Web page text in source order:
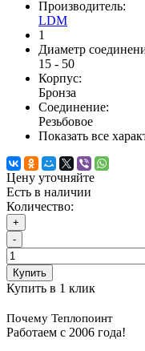
Производитель:
LDM
1
Диаметр
15 - 50
Корпус:
Бронза
Соединение:
Резьбовое
Показать все
Цену уточняйте
Есть в наличии
Количество:
+
-
Купить
Купить в 1 клик
Почему Теплопоинт
Работаем с 2006 года!